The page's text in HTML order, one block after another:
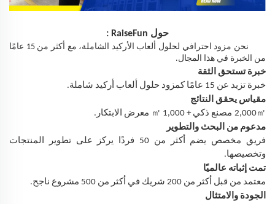
حول RaiseFun
:
نحن مزود احترافي لحلول ألعاب الأركيد الشاملة، مع أكثر من 15 عامًا
من الخبرة في هذا المجال.
خبرة تستحق الثقة
خبرة تزيد عن 15 عامًا كمزود حلول ألعاب أركيد شاملة.
مقياس يحقق النتائج
2,000㎡ مصنع ذكي + 1,000 ㎡ معرض الابتكار.
مدعوم من البحث والتطوير
فريق مخصص يضم أكثر من 50 فردًا يركز على تطوير المنتجات
وتخصيصها.
تمت إثباته عالميًا
معتمد من قبل أكثر من 200 شريك في أكثر من 500 مشروع ناجح.
الجودة والامتثال